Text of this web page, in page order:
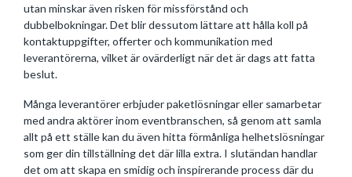
utan minskar även risken för missförstånd och
dubbelbokningar. Det blir dessutom lättare att hålla koll på
kontaktuppgifter, offerter och kommunikation med
leverantörerna, vilket är ovärderligt när det är dags att fatta
beslut.
Många leverantörer erbjuder paketlösningar eller samarbetar
med andra aktörer inom eventbranschen, så genom att samla
allt på ett ställe kan du även hitta förmånliga helhetslösningar
som ger din tillställning det där lilla extra. I slutändan handlar
det om att skapa en smidig och inspirerande process där du